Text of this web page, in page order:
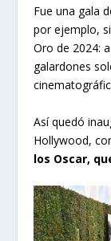
Fue una gala
por ejemplo,
Oro de 2024:
galardones
Así quedó
Hollywood,
los Oscar,